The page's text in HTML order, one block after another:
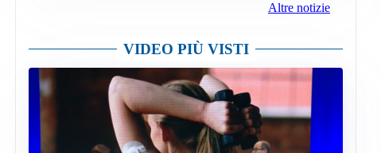
Altre notizie
VIDEO PIÙ VISTI